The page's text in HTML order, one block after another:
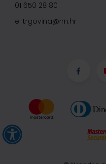
01 650 28 80
e-trgovina@nn.hr